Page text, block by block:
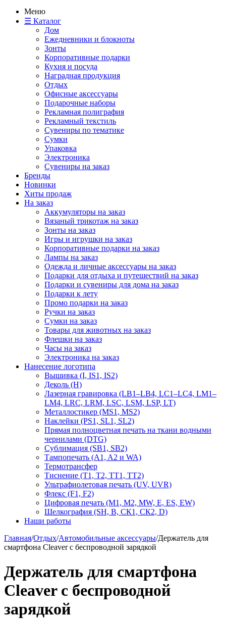
Меню
☰ Каталог
Дом
Ежедневники и блокноты
Зонты
Корпоративные подарки
Кухня и посуда
Наградная продукция
Отдых
Офисные аксессуары
Подарочные наборы
Рекламная полиграфия
Рекламный текстиль
Сувениры по тематике
Сумки
Упаковка
Электроника
Сувениры на заказ
Бренды
Новинки
Хиты продаж
На заказ
Аккумуляторы на заказ
Вязаный трикотаж на заказ
Зонты на заказ
Игры и игрушки на заказ
Корпоративные подарки на заказ
Лампы на заказ
Одежда и личные аксессуары на заказ
Подарки для отдыха и путешествий на заказ
Подарки и сувениры для дома на заказ
Подарки к лету
Промо подарки на заказ
Ручки на заказ
Сумки на заказ
Товары для животных на заказ
Флешки на заказ
Часы на заказ
Электроника на заказ
Нанесение логотипа
Вышивка (I, IS1, IS2)
Деколь (H)
Лазерная гравировка (LB1–LB4, LC1–LC4, LM1–
LM4, LRC, LRM, LSC, LSM, LSP, LT)
Металлостикер (MS1, MS2)
Наклейки (PS1, SL1, SL2)
Прямая полноцветная печать на ткани водными
чернилами (DTG)
Сублимация (SB1, SB2)
Тампопечать (A1, A2 и WA)
Термотрансфер
Тиснение (Т1, Т2, ТT1, ТT2)
Ультрафиолетовая печать (UV, UVR)
Флекс (F1, F2)
Цифровая печать (M1, M2, MW, E, ES, EW)
Шелкография (SH, В, СК1, СК2, D)
Наши работы
Главная/Отдых/Автомобильные аксессуары/Держатель для
смартфона Cleaver с беспроводной зарядкой
Держатель для смартфона
Cleaver с беспроводной
зарядкой